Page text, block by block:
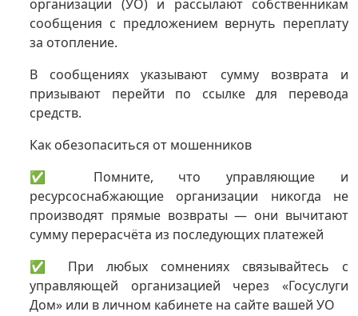
организации (УО) и рассылают собственникам
сообщения с предложением вернуть переплату
за отопление.
В сообщениях указывают сумму возврата и
призывают перейти по ссылке для перевода
средств.
Как обезопаситься от мошенников
✅ Помните, что управляющие и
ресурсоснабжающие организации никогда не
производят прямые возвраты — они вычитают
сумму перерасчёта из последующих платежей
✅ При любых сомнениях связывайтесь с
управляющей организацией через «Госуслуги
Дом» или в личном кабинете на сайте вашей УО